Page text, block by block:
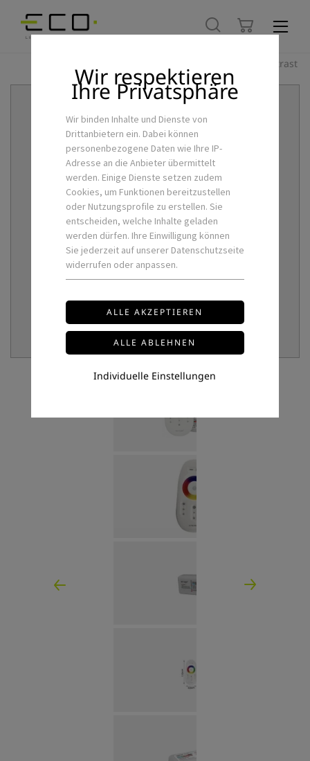
Hoher Kontrast
Wir respektieren
Ihre Privatsphäre
Wir binden Inhalte und Dienste von
Drittanbietern ein. Dabei können
personenbezogene Daten wie Ihre IP-
Adresse an die Anbieter übermittelt
werden. Einige Dienste setzen zudem
Cookies, um Funktionen bereitzustellen
oder Nutzungsprofile zu erstellen. Sie
entscheiden, welche Inhalte geladen
werden dürfen. Ihre Einwilligung können
Sie jederzeit auf unserer Datenschutzseite
widerrufen oder anpassen.
Individuelle Einstellungen